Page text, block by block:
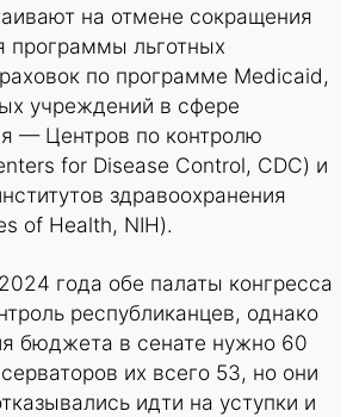
на отмене сокращения
программы льготных
по программе Medicaid,
учреждений в сфере
— Центров по контролю
for Disease Control, CDC) и
здравоохранения
of Health, NIH).
года обе палаты конгресса
республиканцев, однако
бюджета в сенате нужно 60
их всего 53, но они
идти на уступки и